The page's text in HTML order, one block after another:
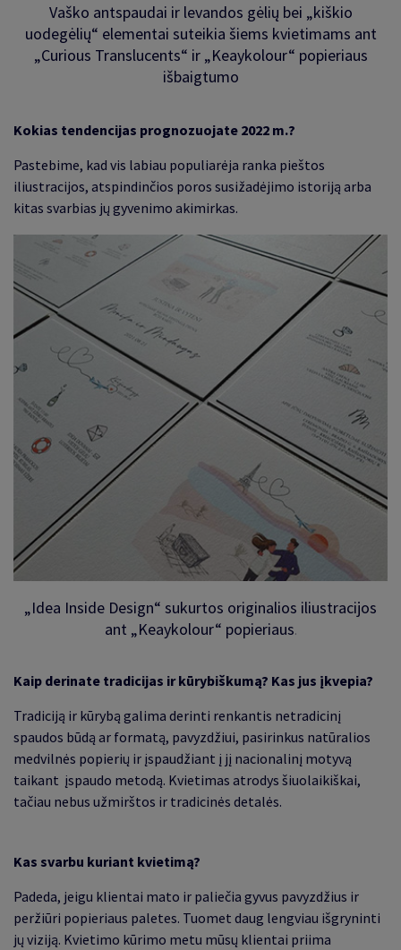
Vaško antspaudai ir levandos gėlių bei „kiškio
uodegėlių“ elementai suteikia šiems kvietimams ant
„Curious Translucents“ ir „Keaykolour“ popieriaus
išbaigtumo
Kokias tendencijas prognozuojate 2022 m.?
Pastebime, kad vis labiau populiarėja ranka pieštos
iliustracijos, atspindinčios poros susižadėjimo istoriją arba
kitas svarbias jų gyvenimo akimirkas.
„Idea Inside Design“ sukurtos originalios iliustracijos
ant „Keaykolour“ popieriaus.
Kaip derinate tradicijas ir kūrybiškumą? Kas jus įkvepia?
Tradiciją ir kūrybą galima derinti renkantis netradicinį
spaudos būdą ar formatą, pavyzdžiui, pasirinkus natūralios
medvilnės popierių ir įspaudžiant į jį nacionalinį motyvą
taikant įspaudo metodą. Kvietimas atrodys šiuolaikiškai,
tačiau nebus užmirštos ir tradicinės detalės.
Kas svarbu kuriant kvietimą?
Padeda, jeigu klientai mato ir paliečia gyvus pavyzdžius ir
peržiūri popieriaus paletes. Tuomet daug lengviau išgryninti
jų viziją. Kvietimo kūrimo metu mūsų klientai priima